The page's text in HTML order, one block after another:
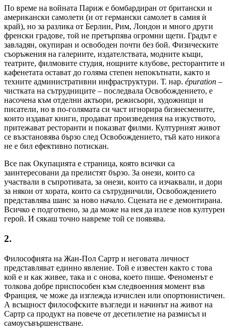
По време на войната Париж е бомбардиран от британски и
американски самолети (и от германски самолет в самия ѝ
край), но за разлика от Берлин, Рим, Лондон и много други
френски градове, той не претърпява огромни щети. Градът е
завладян, окупиран и освободен почти без бой. Физическите
съоръжения на галериите, издателствата, модните къщи,
театрите, филмовите студия, нощните клубове, ресторантите и
кафенетата остават до голяма степен непокътнати, както и
техните административни инфраструктури. Т. нар. épuration –
чистката на сътрудниците – последвала Освобождението, е
насочена към отделни актьори, режисьори, художници и
писатели, но в по-голямата си част игнорира бизнесмените,
които издават книги, продават произведения на изкуството,
притежават ресторанти и показват филми. Културният живот
се възстановява бързо след Освобождението, тъй като никога
не е бил ефективно потискан.
Все пак Окупацията е страница, която всички са
заинтересовани да прелистят бързо. За онези, които са
участвали в съпротивата, за онези, които са изчаквали, и дори
за някои от хората, които са сътрудничили, Освобождението
представлява шанс за ново начало. Сцената не е демонтирана.
Всичко е подготвено, за да може на нея да излезе нов културен
герой. И сякаш точно навреме той се появява.
2.
Философията на Жан-Пол Сартр и неговата личност
представляват единно явление. Той е известен както с това
кой е и как живее, така и с онова, което пише. Феноменът е
толкова добре приспособен към следвоенния момент във
Франция, че може да изглежда изчислен или опортюнистичен.
А всъщност философските възгледи и начинът на живот на
Сартр са продукт на повече от десетилетие на размисъл и
самоусъвършенстване.